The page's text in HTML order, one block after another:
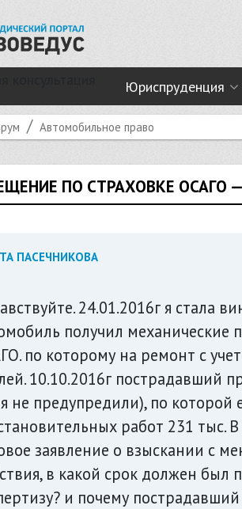
Юриспруденция
Автомобильное право
ПО СТРАХОВКЕ ОСАГО
ПАСЕЧНИКОВА
24.01.2016г я стала
получил механические
по которому на ремонт с
10.10.2016г пострадавший
не предупредили), по которой
работ 231 тыс.
заявление о взыскании с
в какой срок должен был
и почему